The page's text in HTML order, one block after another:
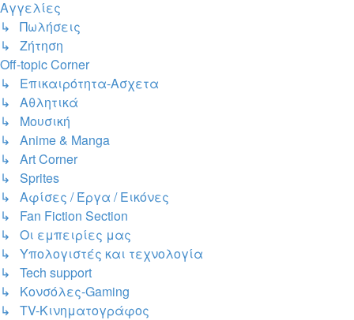
Αγγελίες
↳ Πωλήσεις
↳ Ζήτηση
Off-topic Corner
↳ Επικαιρότητα-Ασχετα
↳ Αθλητικά
↳ Μουσική
↳ Anime & Manga
↳ Art Corner
↳ Sprites
↳ Αφίσες / Έργα / Εικόνες
↳ Fan Fiction Section
↳ Οι εμπειρίες μας
↳ Υπολογιστές και τεχνολογία
↳ Tech support
↳ Kονσόλες-Gaming
↳ TV-Κινηματογράφος